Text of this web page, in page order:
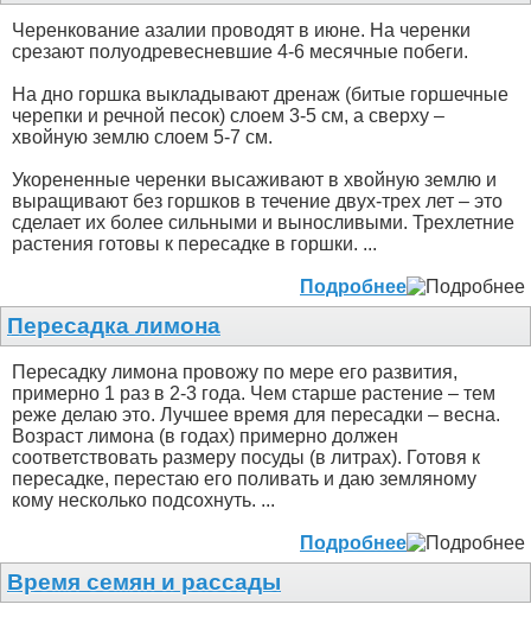
Черенкование азалии проводят в июне. На черенки
срезают полуодревесневшие 4-6 месячные побеги.
На дно горшка выкладывают дренаж (битые горшечные
черепки и речной песок) слоем 3-5 см, а сверху –
хвойную землю слоем 5-7 см.
Укорененные черенки высаживают в хвойную землю и
выращивают без горшков в течение двух-трех лет – это
сделает их более сильными и выносливыми. Трехлетние
растения готовы к пересадке в горшки. ...
Подробнее
Пересадка лимона
Пересадку лимона провожу по мере его развития,
примерно 1 раз в 2-3 года. Чем старше растение – тем
реже делаю это. Лучшее время для пересадки – весна.
Возраст лимона (в годах) примерно должен
соответствовать размеру посуды (в литрах). Готовя к
пересадке, перестаю его поливать и даю земляному
кому несколько подсохнуть. ...
Подробнее
Время семян и рассады